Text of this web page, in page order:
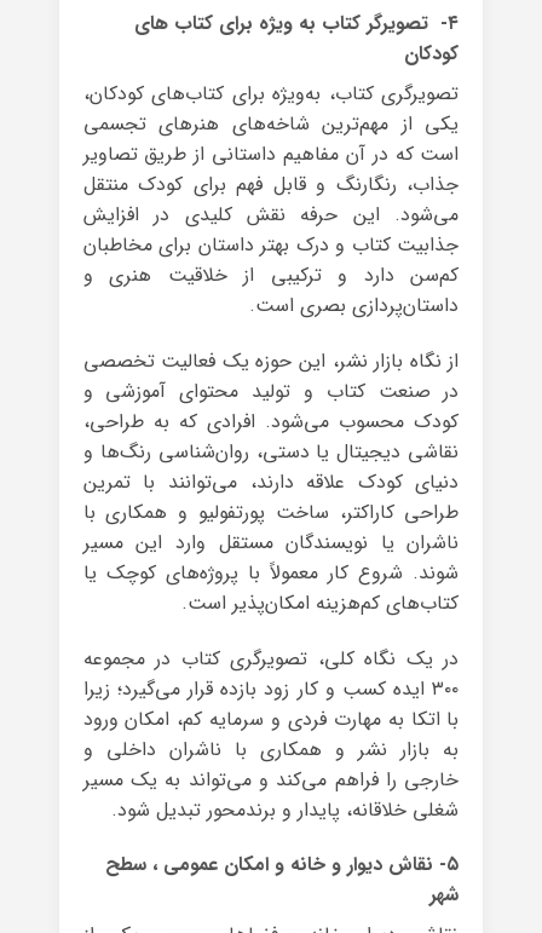
۴- تصویرگر کتاب به ویژه برای کتاب های
کودکان
تصویرگری کتاب، به‌ویژه برای کتاب‌های کودکان،
یکی از مهم‌ترین شاخه‌های هنرهای تجسمی
است که در آن مفاهیم داستانی از طریق تصاویر
جذاب، رنگارنگ و قابل فهم برای کودک منتقل
می‌شود. این حرفه نقش کلیدی در افزایش
جذابیت کتاب و درک بهتر داستان برای مخاطبان
کم‌سن دارد و ترکیبی از خلاقیت هنری و
داستان‌پردازی بصری است.
از نگاه بازار نشر، این حوزه یک فعالیت تخصصی
در صنعت کتاب و تولید محتوای آموزشی و
کودک محسوب می‌شود. افرادی که به طراحی،
نقاشی دیجیتال یا دستی، روان‌شناسی رنگ‌ها و
دنیای کودک علاقه دارند، می‌توانند با تمرین
طراحی کاراکتر، ساخت پورتفولیو و همکاری با
ناشران یا نویسندگان مستقل وارد این مسیر
شوند. شروع کار معمولاً با پروژه‌های کوچک یا
کتاب‌های کم‌هزینه امکان‌پذیر است.
در یک نگاه کلی، تصویرگری کتاب در مجموعه
۳۰۰ ایده کسب و کار زود بازده قرار می‌گیرد؛ زیرا
با اتکا به مهارت فردی و سرمایه کم، امکان ورود
به بازار نشر و همکاری با ناشران داخلی و
خارجی را فراهم می‌کند و می‌تواند به یک مسیر
شغلی خلاقانه، پایدار و برندمحور تبدیل شود.
۵- نقاش دیوار و خانه و امکان عمومی ، سطح
شهر